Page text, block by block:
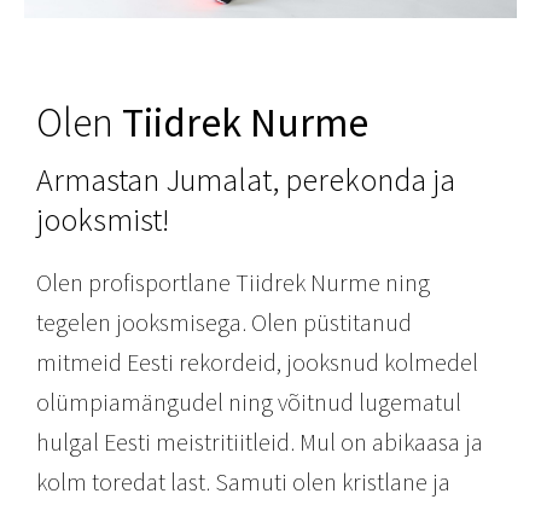
Olen Tiidrek Nurme
Armastan Jumalat, perekonda ja
jooksmist!
Olen profisportlane Tiidrek Nurme ning
tegelen jooksmisega. Olen püstitanud
mitmeid Eesti rekordeid, jooksnud kolmedel
olümpiamängudel ning võitnud lugematul
hulgal Eesti meistritiitleid. Mul on abikaasa ja
kolm toredat last. Samuti olen kristlane ja